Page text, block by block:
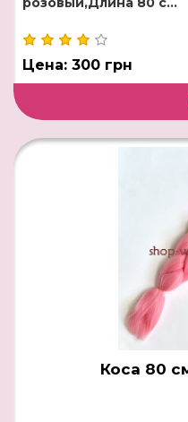
Цена: 300 грн
Коса 80